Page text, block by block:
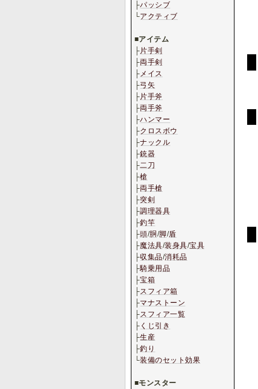
├パッシブ
└アクティブ
■アイテム
├片手剣
├両手剣
├メイス
├弓矢
├片手斧
├両手斧
├ハンマー
├クロスボウ
├ナックル
├銃器
├二刀
├槍
├両手槍
├突剣
├調理器具
├釣竿
├頭/胴 /脚/盾
├魔法具/装身具/宝具
├収集品/消耗品
├騎乗用品
├宝箱
├スフィア箱
├マナストーン
├スフィア一覧
├ くじ引き
├生産
├釣り
└装備のセット効果
■モンスター